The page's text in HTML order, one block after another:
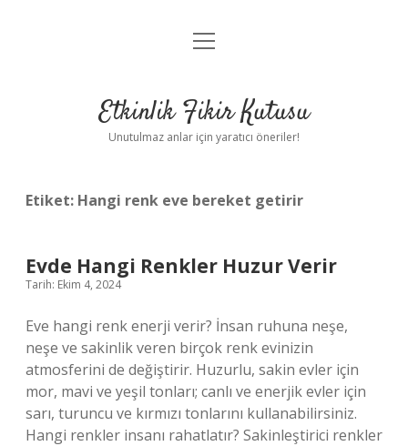
Anasayfa
Yasal Uyarı
menüyü
Etkinlik Fikir Kutusu
Unutulmaz anlar için yaratıcı öneriler!
Etiket: Hangi renk eve bereket getirir
Evde Hangi Renkler Huzur Verir
Tarih: Ekim 4, 2024
Eve hangi renk enerji verir? İnsan ruhuna neşe,
neşe ve sakinlik veren birçok renk evinizin
atmosferini de değiştirir. Huzurlu, sakin evler için
mor, mavi ve yeşil tonları; canlı ve enerjik evler için
sarı, turuncu ve kırmızı tonlarını kullanabilirsiniz.
Hangi renkler insanı rahatlatır? Sakinleştirici renkler